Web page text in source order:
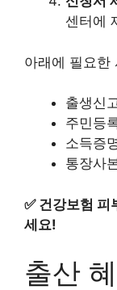
센터에
아래에 필요한
출생신
주민등
소득증
통장사
✅ 건강보험 피
세요!
출산